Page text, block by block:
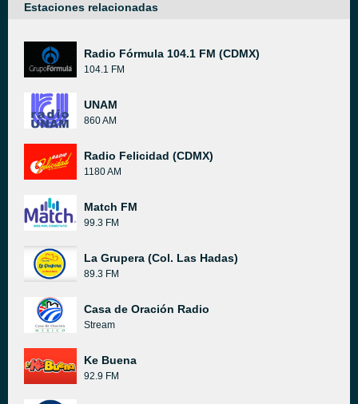
Estaciones relacionadas
Radio Fórmula 104.1 FM (CDMX)
104.1 FM
UNAM
860 AM
Radio Felicidad (CDMX)
1180 AM
Match FM
99.3 FM
La Grupera (Col. Las Hadas)
89.3 FM
Casa de Oración Radio
Stream
Ke Buena
92.9 FM